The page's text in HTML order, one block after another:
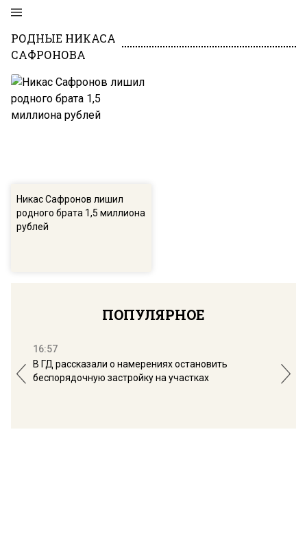
РОДНЫЕ НИКАСА
САФРОНОВА
Никас Сафронов лишил
родного брата 1,5 миллиона
рублей
ПОПУЛЯРНОЕ
16:57
В ГД рассказали о намерениях остановить
беспорядочную застройку на участках